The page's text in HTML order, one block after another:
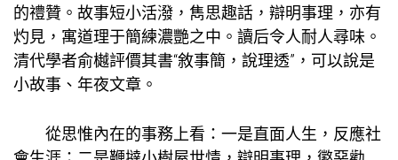
的禮贊。故事短小活潑，雋思趣話，辯明事理，亦有
灼見，寓道理于簡練濃艷之中。讀后令人耐人尋味。
清代學者俞樾評價其書“敘事簡，說理透”，可以說是
小故事、年夜文章。
從思惟內在的事務上看：一是直面人生，反應社